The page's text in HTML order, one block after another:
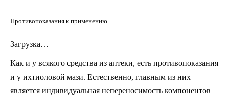
Противопоказания к применению
Загрузка…
Как и у всякого средства из аптеки, есть противопоказания
и у ихтиоловой мази. Естественно, главным из них
является индивидуальная непереносимость компонентов